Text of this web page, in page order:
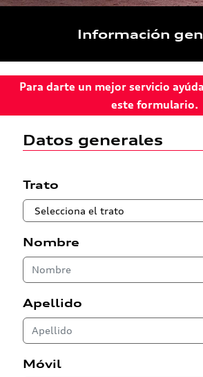
Información
Para darte un mejor servicio
este formulario.
Datos generales
Trato
Nombre
Apellido
Móvil